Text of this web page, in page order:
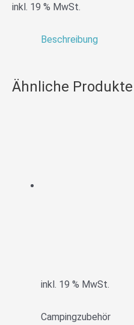
inkl. 19 % MwSt.
Beschreibung
Ähnliche Produkte
inkl. 19 % MwSt.
Campingzubehör